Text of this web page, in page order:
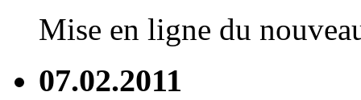
Mise en ligne du
07.02.2011